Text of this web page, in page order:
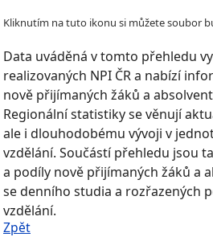
Kliknutím na tuto ikonu si můžete soubor
Data uváděná v tomto přehledu
realizovaných NPI ČR a nabízí
nově přijímaných žáků a
Regionální statistiky se věnují
ale i dlouhodobému vývoji v
vzdělání. Součástí přehledu jsou
a podíly nově přijímaných žáků a
se denního studia a rozřazených
vzdělání.
Zpět